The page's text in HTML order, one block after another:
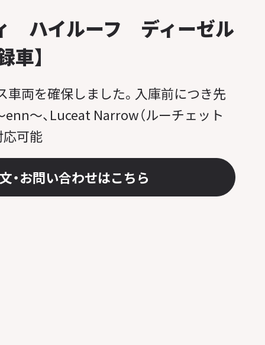
ハイルーフ ディーゼル
】
車両を確保しました。入庫前につき先
enn～、Luceat Narrow（ルーチェット
応可能
・お問い合わせはこちら